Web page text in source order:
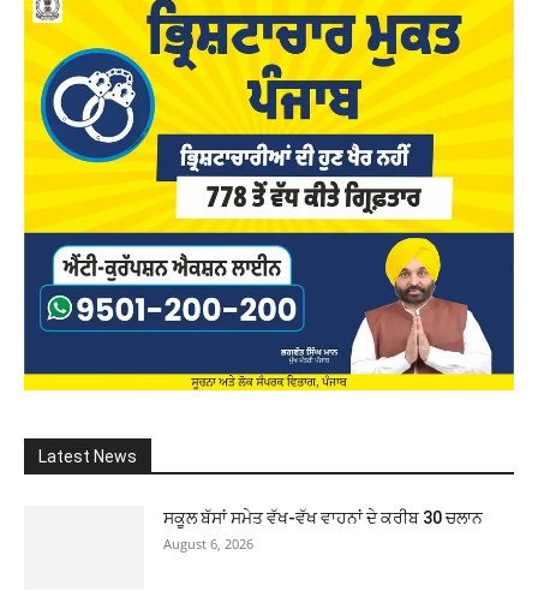
Latest News
ਸਕੂਲ ਬੱਸਾਂ ਸਮੇਤ ਵੱਖ-ਵੱਖ ਵਾਹਨਾਂ ਦੇ ਕਰੀਬ 30 ਚਲਾਨ
August 6, 2026